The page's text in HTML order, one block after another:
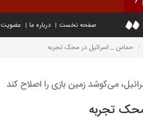
صفحه نخست درباره ما عضویت
حماس _ اسرائیل در محک تجربه
می‌کوشد زمین بازی را اصلاح کند
تجربه